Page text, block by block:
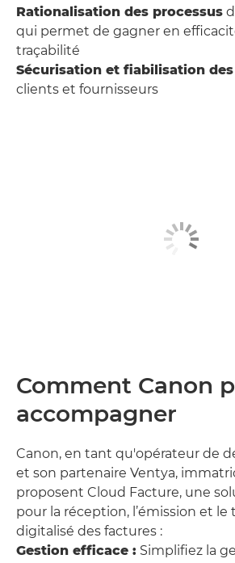
Rationalisation des processus
qui permet de gagner en
traçabilité
Sécurisation et fiabilisation
clients et fournisseurs
Comment Canon
accompagner
Canon, en tant qu'opérateur de
et son partenaire Ventya,
proposent Cloud Facture, une
pour la réception, l’émission et
digitalisé des factures :
Gestion efficace : Simplifiez la